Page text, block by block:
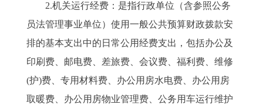
2.机关运行经费：是指行政单位（含参照公务
员法管理事业单位）使用一般公共预算财政拨款安
排的基本支出中的日常公用经费支出，包括办公及
印刷费、邮电费、差旅费、会议费、福利费、维修
(护)费、专用材料费、办公用房水电费、办公用房
取暖费、办公用房物业管理费、公务用车运行维护